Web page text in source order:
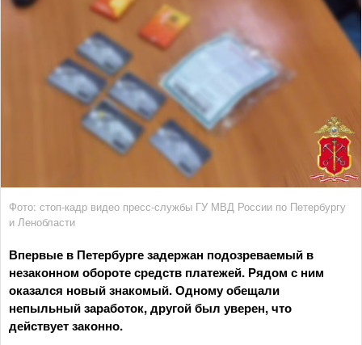
Фото: стоп-кадр видео пресс-службы ГУ МВД России по Петербургу
и Ленобласти
Впервые в Петербурге задержан подозреваемый в
незаконном обороте средств платежей. Рядом с ним
оказался новый знакомый. Одному обещали
непыльный заработок, другой был уверен, что
действует законно.